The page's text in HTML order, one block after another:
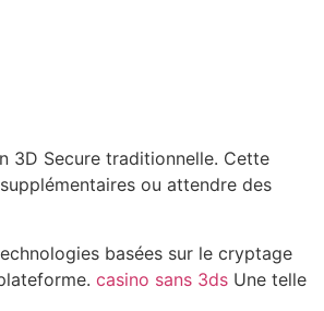
3D Secure traditionnelle. Cette
ou attendre des
basées sur le cryptage
casino sans 3ds Une telle